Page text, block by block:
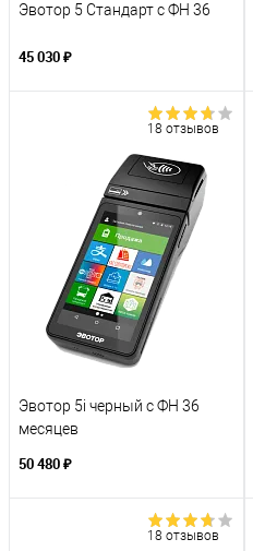
Эвотор 5 Стандарт с ФН 36
45 030 ₽
18 отзывов
Эвотор 5i черный с ФН 36
месяцев
50 480 ₽
18 отзывов